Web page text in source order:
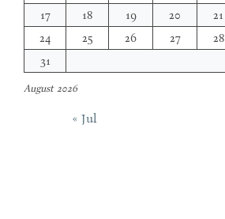
August 2026
17
18 19 20 21
24
25 26 27 28
31
« Jul